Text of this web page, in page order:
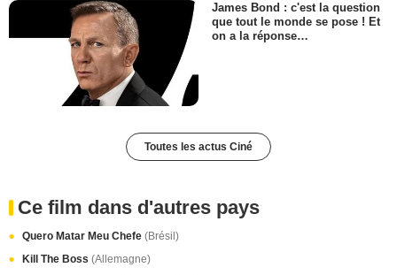
James Bond : c'est la question
que tout le monde se pose ! Et
on a la réponse…
Toutes les actus Ciné
Ce film dans d'autres pays
Quero Matar Meu Chefe (Brésil)
Kill The Boss (Allemagne)